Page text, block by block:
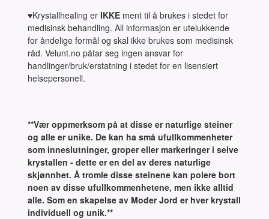
♥Krystallhealing erIKKE ment til å brukes i stedet for
medisinsk behandling. All informasjon er utelukkende
for åndelige formål og skal ikke brukes som medisinsk
råd. Velunt.no påtar seg ingen ansvar for
handlinger/bruk/erstatning i stedet for en lisensiert
helsepersonell.
**Vær oppmerksom på at disse er naturlige steiner
og alle er unike. De kan ha små ufullkommenheter
som inneslutninger, groper eller markeringer i selve
krystallen - dette er en del av deres naturlige
skjønnhet. Å tromle disse steinene kan polere bort
noen av disse ufullkommenhetene, men ikke alltid
alle. Som en skapelse av Moder Jord er hver krystall
individuell og unik.**